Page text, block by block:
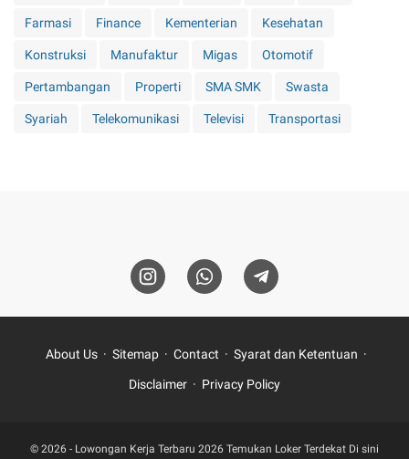
Farmasi Finance Kementerian Kesehatan
Konstruksi Manufaktur Migas Otomotif
Pertambangan Properti SMA SMK Swasta
Syariah Telekomunikasi Televisi Transportasi
About Us Sitemap Contact Syarat dan Ketentuan
Disclaimer Privacy Policy
© 2026 - Lowongan Kerja Terbaru 2026 Temukan Loker Terdekat Di sini